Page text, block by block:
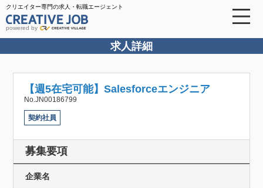
クリエイター専門の求人・転職エージェント
powered by
求人詳細
【週5在宅可能】Salesforceエンジニア
No.JN00186799
契約社員
募集要項
企業名